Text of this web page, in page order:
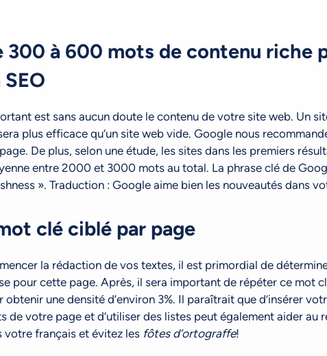
300 à 600 mots de contenu riche
est sans aucun doute le contenu de votre site web. Un
plus efficace qu’un site web vide. Google nous
De plus, selon une étude, les sites dans les premiers
entre 2000 et 3000 mots au total. La phrase clé de
». Traduction : Google aime bien les nouveautés dans
clé ciblé par page
la rédaction de vos textes, il est primordial de
pour cette page. Après, il sera important de répéter ce mot
une densité d’environ 3%. Il paraîtrait que d’insérer
de votre page et d’utiliser des listes peut également aider au
français et évitez les fôtes d’ortograffe!